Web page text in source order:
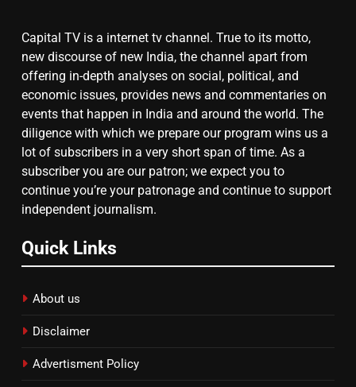
7
गाजा युद्धविराम को लेकर बड़ी खबरें
8
चुनाव से पहले लालू परिवार पर बड़ा झटका,
दिल्ली कोर्ट ने IRCTC घोटाले में आरोप
तय किए
Capital TV is a internet tv channel. True to its motto,
new discourse of new India, the channel apart from
offering in-depth analyses on social, political, and
economic issues, provides news and commentaries on
events that happen in India and around the world. The
diligence with which we prepare our program wins us a
lot of subscribers in a very short span of time. As a
subscriber you are our patron; we expect you to
continue you’re your patronage and continue to support
independent journalism.
Quick Links
About us
Disclaimer
Advertisment Policy